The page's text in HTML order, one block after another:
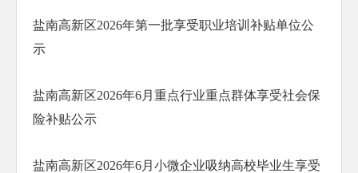
盐南高新区2026年第一批享受职业培训补贴单位公
示
盐南高新区2026年6月重点行业重点群体享受社会保
险补贴公示
盐南高新区2026年6月小微企业吸纳高校毕业生享受